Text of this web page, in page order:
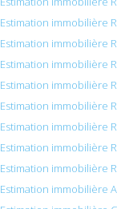
Estimation immobilière
Estimation immobilière
Estimation immobilière
Estimation immobilière
Estimation immobilière
Estimation immobilière
Estimation immobilière
Estimation immobilière
Estimation immobilière